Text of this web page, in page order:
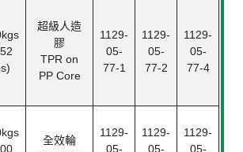
超級人造
膠
TPR on
PP Core
1129-
05-
77-1
1129-
05-
77-2
1129-
05-
77-4
全效輪
1129-
05-
1129-
05-
1129-
05-